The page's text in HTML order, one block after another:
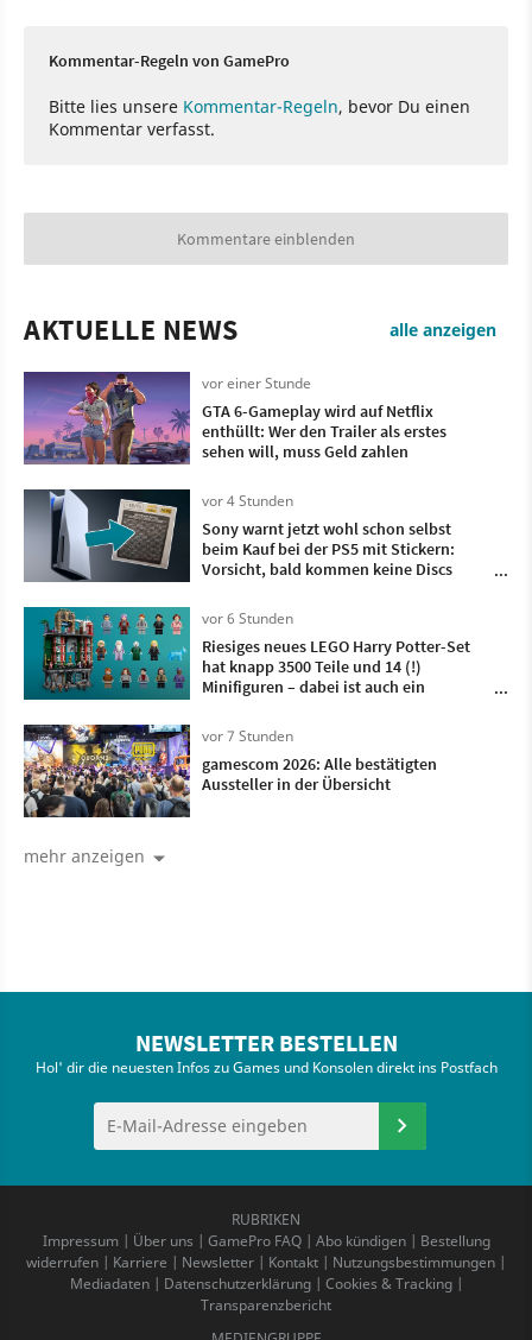
Kommentar-Regeln von GamePro
Bitte lies unsere Kommentar-Regeln, bevor Du einen
Kommentar verfasst.
Kommentare einblenden
AKTUELLE NEWS alle anzeigen
vor einer Stunde
GTA 6-Gameplay wird auf Netflix
enthüllt: Wer den Trailer als erstes
sehen will, muss Geld zahlen
vor 4 Stunden
Sony warnt jetzt wohl schon selbst
beim Kauf bei der PS5 mit Stickern:
Vorsicht, bald kommen keine Discs
vor 6 Stunden
Riesiges neues LEGO Harry Potter-Set
hat knapp 3500 Teile und 14 (!)
Minifiguren – dabei ist auch ein
Figürchen gab
vor 7 Stunden
gamescom 2026: Alle bestätigten
Aussteller in der Übersicht
mehr anzeigen
NEWSLETTER BESTELLEN
Hol' dir die neuesten Infos zu Games und Konsolen direkt ins Postfach
RUBRIKEN
Impressum| Über uns | GamePro FAQ| Abo kündigen| Bestellung
widerrufen | Karriere | Newsletter | Kontakt | Nutzungsbestimmungen |
Mediadaten| Datenschutzerklärung| Cookies & Tracking|
Transparenzbericht